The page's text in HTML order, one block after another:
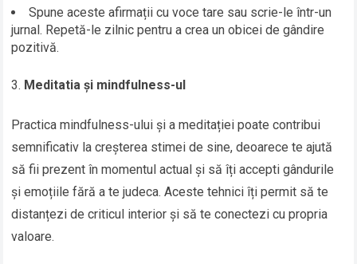
Spune aceste afirmații cu voce tare sau scrie-le într-un
jurnal. Repetă-le zilnic pentru a crea un obicei de gândire
pozitivă.
Meditatia și mindfulness-ul
Practica mindfulness-ului și a meditației poate contribui
semnificativ la creșterea stimei de sine, deoarece te ajută
să fii prezent în momentul actual și să îți accepti gândurile
și emoțiile fără a te judeca. Aceste tehnici îți permit să te
distanțezi de criticul interior și să te conectezi cu propria
valoare.